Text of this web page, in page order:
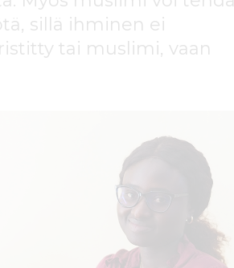
sillä ihminen ei
tai muslimi, vaan